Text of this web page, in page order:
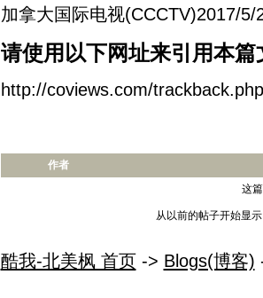
加拿大国际电视(CCCTV)2017/5/
请使用以下网址来引用本篇
http://coviews.com/
作者
这
从以前的帖子开始显
酷我-北美枫 首页-> Blogs(博客)